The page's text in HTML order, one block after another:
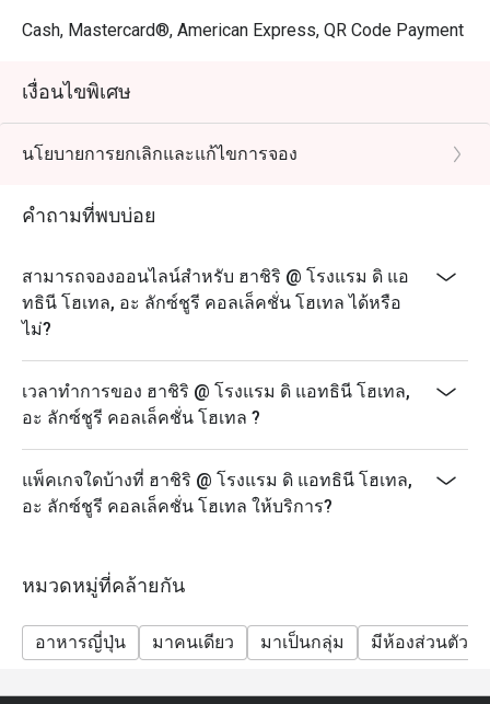
Cash, Mastercard®, American Express, QR Code Payment
เงื่อนไขพิเศษ
นโยบายการยกเลิกและแก้ไขการจอง
คำถามที่พบบ่อย
สามารถจองออนไลน์สำหรับ ฮาชิริ @ โรงแรม ดิ แอ
ทธินี โฮเทล, อะ ลักซ์ชูรี คอลเล็คชั่น โฮเทล ได้หรือ
ไม่?
เวลาทำการของ ฮาชิริ @ โรงแรม ดิ แอทธินี โฮเทล,
อะ ลักซ์ชูรี คอลเล็คชั่น โฮเทล ?
แพ็คเกจใดบ้างที่ ฮาชิริ @ โรงแรม ดิ แอทธินี โฮเทล,
อะ ลักซ์ชูรี คอลเล็คชั่น โฮเทล ให้บริการ?
หมวดหมู่ที่คล้ายกัน
อาหารญี่ปุ่น มาคนเดียว มาเป็นกลุ่ม มีห้องส่วนตัว